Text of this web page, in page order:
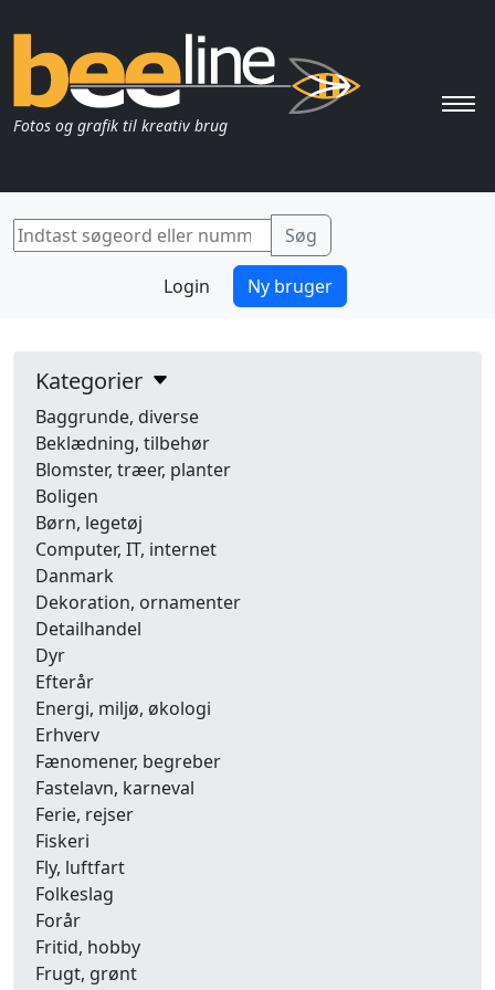
Fotos og grafik til kreativ brug
Login Ny bruger
Kategorier
Baggrunde, diverse
Beklædning, tilbehør
Blomster, træer, planter
Boligen
Børn, legetøj
Computer, IT, internet
Danmark
Dekoration, ornamenter
Detailhandel
Dyr
Efterår
Energi, miljø, økologi
Erhverv
Fænomener, begreber
Fastelavn, karneval
Ferie, rejser
Fiskeri
Fly, luftfart
Folkeslag
Forår
Fritid, hobby
Frugt, grønt